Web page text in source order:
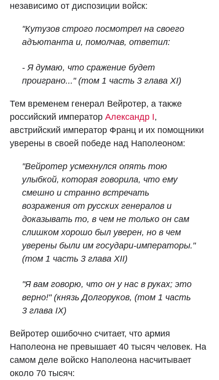
независимо от диспозиции войск:
"Кутузов строго посмотрел на своего
адъютанта и, помолчав, ответил:
- Я думаю, что сражение будет
проиграно..." (том 1 часть 3 глава XI)
Тем временем генерал Вейротер, а также
российский император Александр I,
австрийский император Франц и их помощники
уверены в своей победе над Наполеоном:
"Вейротер усмехнулся опять тою
улыбкой, которая говорила, что ему
смешно и странно встречать
возражения от русских генералов и
доказывать то, в чем не только он сам
слишком хорошо был уверен, но в чем
уверены были им государи-императоры."
(том 1 часть 3 глава XII)
"Я вам говорю, что он у нас в руках; это
верно!" (князь Долгоруков, (том 1 часть
3 глава IX)
Вейротер ошибочно считает, что армия
Наполеона не превышает 40 тысяч человек. На
самом деле войско Наполеона насчитывает
около 70 тысяч: